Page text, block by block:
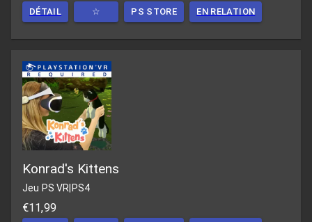
DÉTAIL ☆ PS STORE EN RELATION
Konrad's Kittens
Jeu PS VR PS4
€11,99